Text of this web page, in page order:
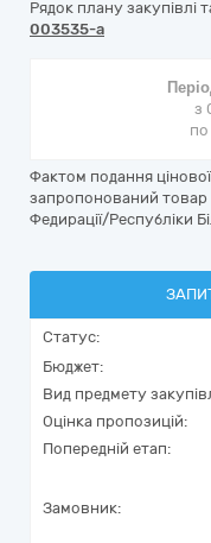
Рядок плану закупівлі
003535-a
з
Фактом подання
запропонований товар
Федирації/Республіки
Статус:
Бюджет:
Вид предмету
Оцінка пропозицій:
Попередній етап:
Замовник: